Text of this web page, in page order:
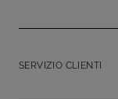
SERVIZIO CLIENTI